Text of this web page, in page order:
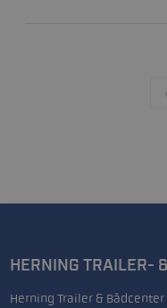
HERNING TRAILER-
Herning Trailer &